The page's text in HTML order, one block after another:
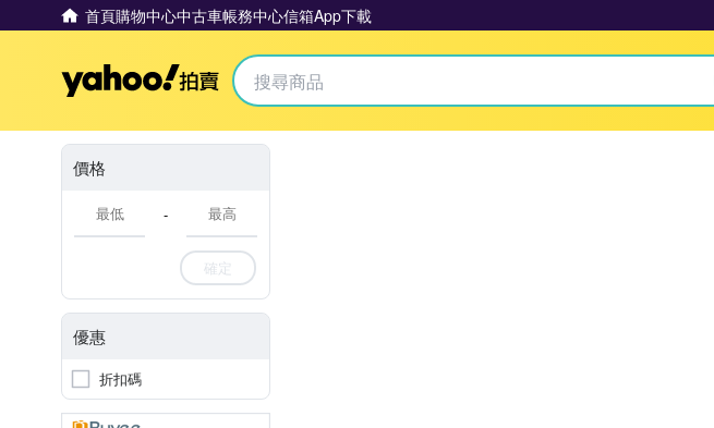
首頁購物中心中古車帳務中心信箱App下載
Yahoo拍賣
價格
-
確定
優惠
折扣碼